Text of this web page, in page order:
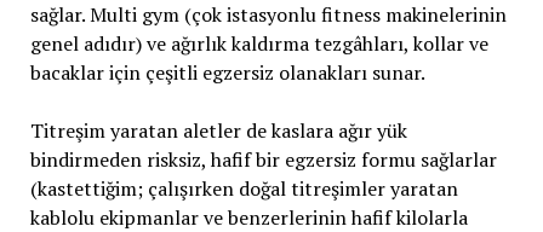
sağlar. Multi gym (çok istasyonlu fitness makinelerinin
genel adıdır) ve ağırlık kaldırma tezgâhları, kollar ve
bacaklar için çeşitli egzersiz olanakları sunar.
Titreşim yaratan aletler de kaslara ağır yük
bindirmeden risksiz, hafif bir egzersiz formu sağlarlar
(kastettiğim; çalışırken doğal titreşimler yaratan
kablolu ekipmanlar ve benzerlerinin hafif kilolarla